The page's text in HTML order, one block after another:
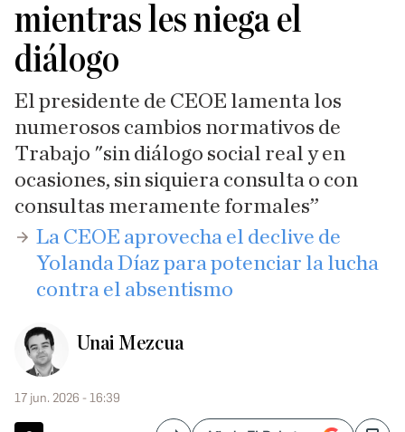
mientras les niega el
diálogo
El presidente de CEOE lamenta los
numerosos cambios normativos de
Trabajo "sin diálogo social real y en
ocasiones, sin siquiera consulta o con
consultas meramente formales”
​La CEOE aprovecha el declive de
Yolanda Díaz para potenciar la lucha
contra el absentismo
Unai Mezcua
17 jun. 2026 - 16:39